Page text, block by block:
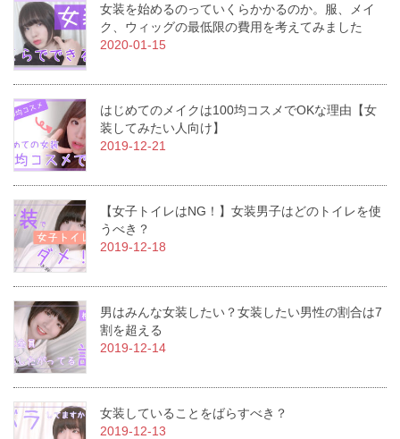
女装を始めるのっていくらかかるのか。服、メイ
ク、ウィッグの最低限の費用を考えてみました
2020-01-15
はじめてのメイクは100均コスメでOKな理由【女
装してみたい人向け】
2019-12-21
【女子トイレはNG！】女装男子はどのトイレを使
うべき？
2019-12-18
男はみんな女装したい？女装したい男性の割合は7
割を超える
2019-12-14
女装していることをばらすべき？
2019-12-13